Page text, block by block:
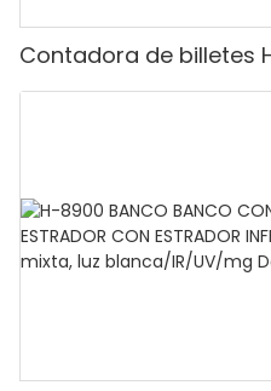
Contadora de billetes